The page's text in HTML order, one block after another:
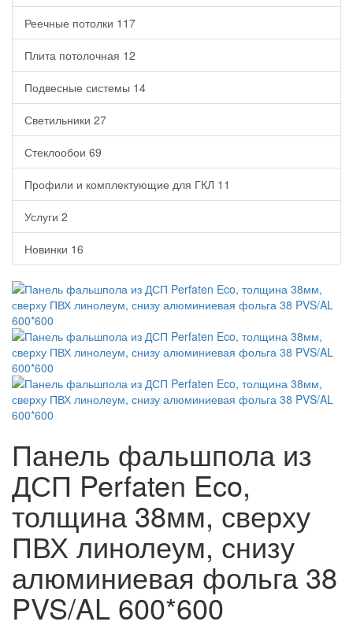
Реечные потолки 117
Плита потолочная 12
Подвесные системы 14
Светильники 27
Стеклообои 69
Профили и комплектующие для ГКЛ 11
Услуги 2
Новинки 16
Панель фальшпола из
ДСП Perfaten Eco,
толщина 38мм, сверху
ПВХ линолеум, снизу
алюминиевая фольга 38
PVS/AL 600*600